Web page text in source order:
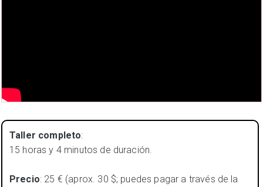
Taller completo:
15 horas y 4 minutos de duración.
Precio: 25 € (aprox. 30 $; puedes pagar a través de la